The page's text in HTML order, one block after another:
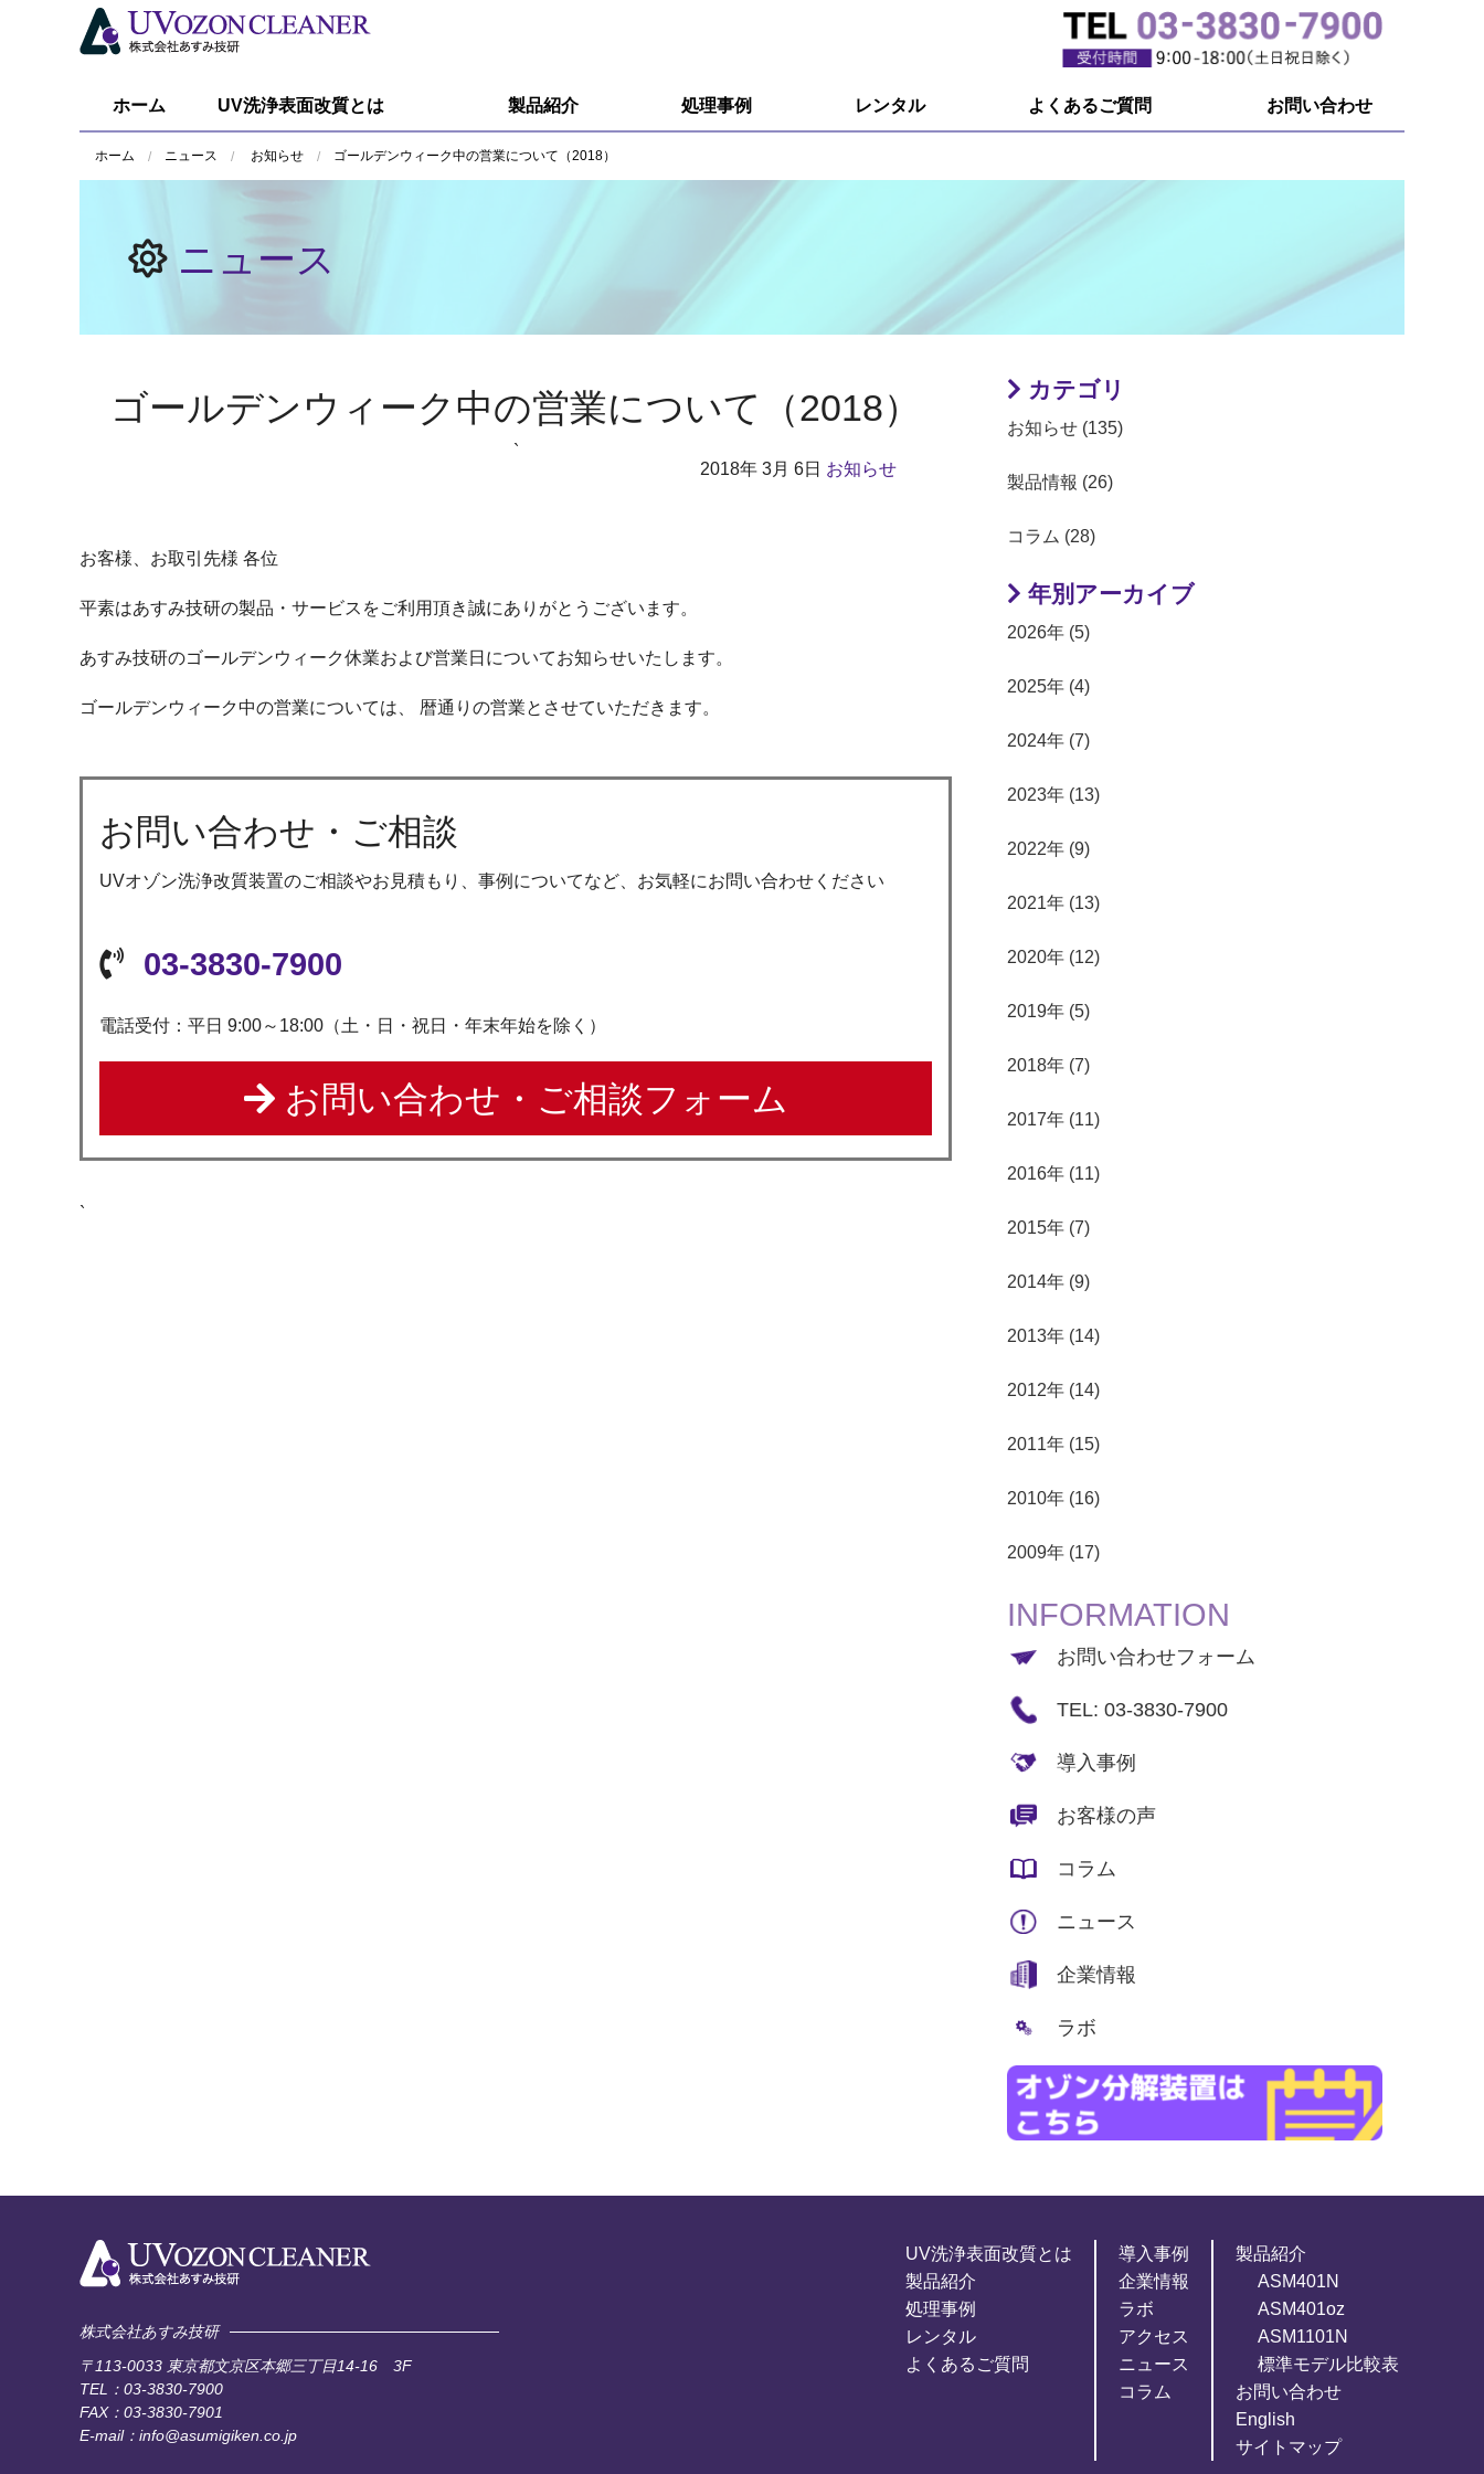
ホーム UV洗浄表面改質とは 製品紹介
R&D用小型装置
接触角計、ぬれ性評価装置
処理事例 レンタル よくあるご質問 お問い合わせ
ホーム ニュース お知らせ ゴールデンウィーク中の営業について（2018）
ニュース
ゴールデンウィーク中の営業について（2018）
`
2018年 3月 6日 お知らせ
お客様、お取引先様 各位
平素はあすみ技研の製品・サービスをご利用頂き誠にありがとうございます。
あすみ技研のゴールデンウィーク休業および営業日についてお知らせいたします。
ゴールデンウィーク中の営業については、 暦通りの営業とさせていただきます。
お問い合わせ・ご相談
UVオゾン洗浄改質装置のご相談やお見積もり、事例についてなど、お気軽にお問い合わせください
03-3830-7900
電話受付：平日 9:00～18:00（土・日・祝日・年末年始を除く）
お問い合わせ・ご相談フォーム
`
カテゴリ
お知らせ (135)
製品情報 (26)
コラム (28)
年別アーカイブ
2026年 (5)
2025年 (4)
2024年 (7)
2023年 (13)
2022年 (9)
2021年 (13)
2020年 (12)
2019年 (5)
2018年 (7)
2017年 (11)
2016年 (11)
2015年 (7)
2014年 (9)
2013年 (14)
2012年 (14)
2011年 (15)
2010年 (16)
2009年 (17)
INFORMATION
お問い合わせフォーム
TEL: 03-3830-7900
導入事例
お客様の声
コラム
ニュース
企業情報
ラボ
株式会社あすみ技研
〒113-0033 東京都文京区本郷三丁目14-16 3F
TEL：03-3830-7900
FAX：03-3830-7901
E-mail：info@asumigiken.co.jp
UV洗浄表面改質とは
製品紹介
処理事例
レンタル
よくあるご質問
導入事例
企業情報
ラボ
アクセス
ニュース
コラム
製品紹介
ASM401N
ASM401oz
ASM1101N
標準モデル比較表
お問い合わせ
English
サイトマップ